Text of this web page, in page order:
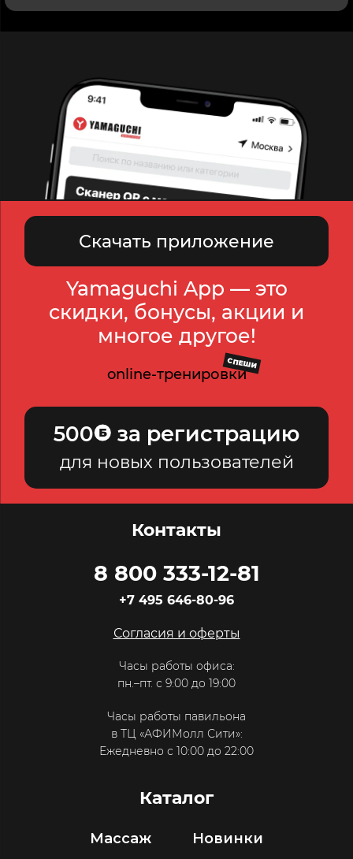
Скачать приложение
Yamaguchi App — это
скидки, бонусы, акции и
многое другое!
online-тренировки
СПЕШИ
500 за регистрацию
для новых пользователей
Контакты
8 800 333-12-81
+7 495 646-80-96
Согласия и оферты
Часы работы офиса:
пн.–пт. с 9:00 до 19:00
Часы работы павильона
в ТЦ «АФИМолл Сити»:
Ежедневно с 10:00 до 22:00
Каталог
Массаж Новинки